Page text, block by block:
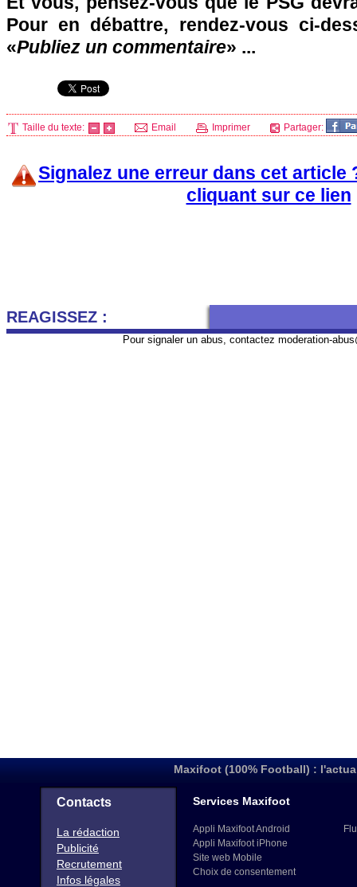
Pour en débattre, rendez-vous ci-
«Publiez un commentaire» ...
Taille du texte: Email Imprimer Partager:
Signalez une erreur dans cet article
cliquant sur ce lien
REAGISSEZ :
Pour signaler un abus, contactez moderation-
Maxifoot (100% Football) :
Contacts
La rédaction
Publicité
Recrutement
Infos légales
Services Maxifoot
Appli Maxifoot Android
Appli Maxifoot iPhone
Site web Mobile
Choix de consentement